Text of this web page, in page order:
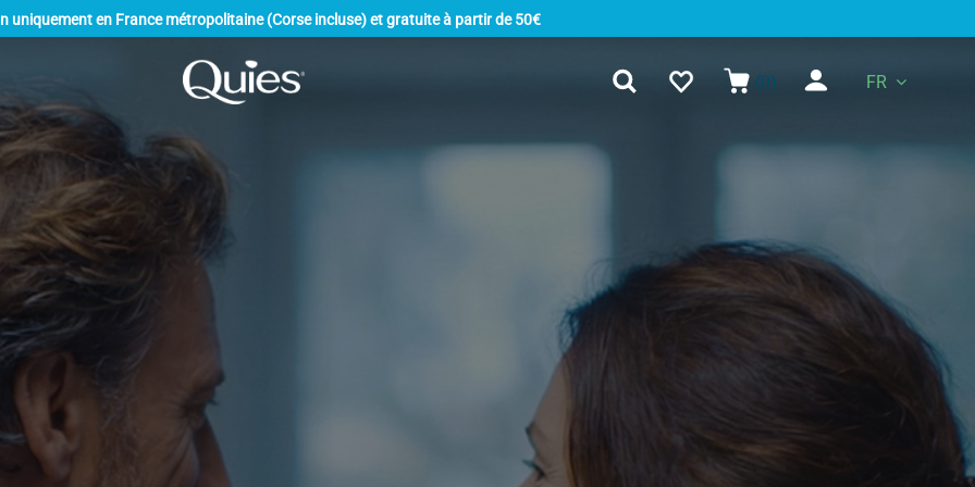
(0) FR
uniquement en France métropolitaine (Corse incluse) et gratuite à partir de 50€